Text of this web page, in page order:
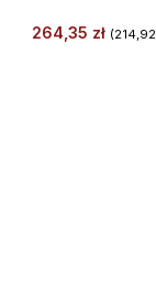
264,35 zł (214,92